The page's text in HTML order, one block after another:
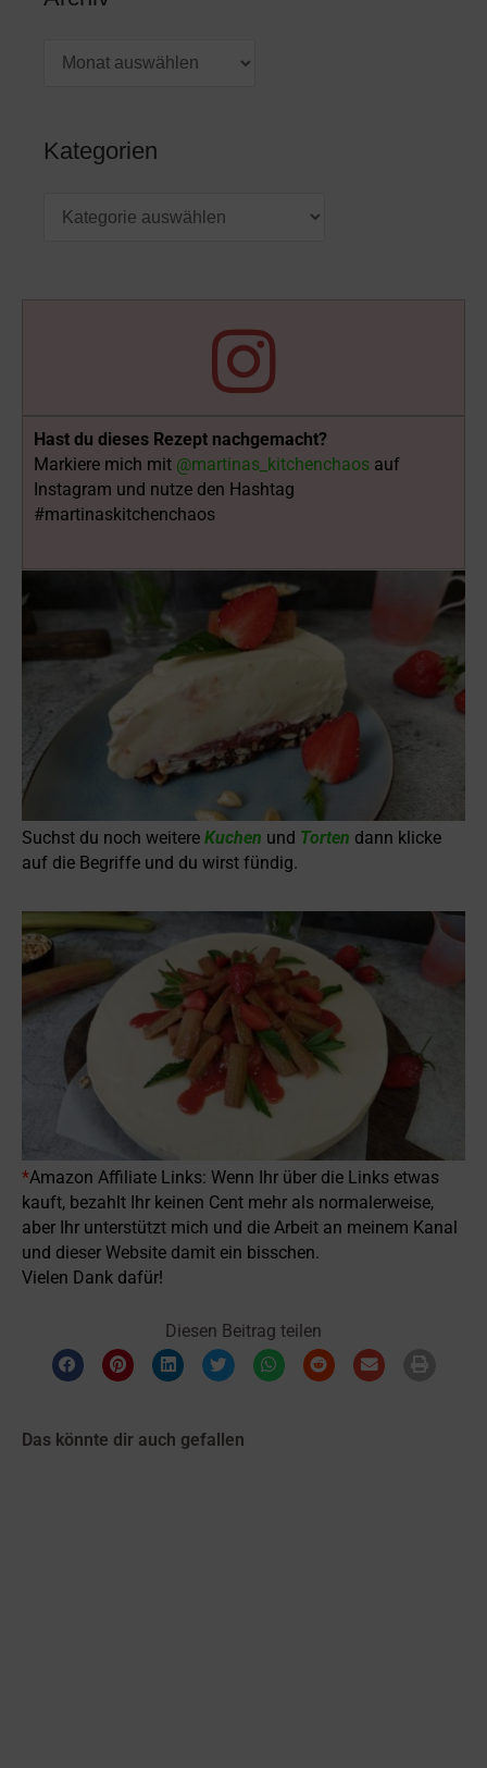
Kategorien
Hast du dieses Rezept nachgemacht?
Markiere mich mit @martinas_kitchenchaos auf
Instagram und nutze den Hashtag
#martinaskitchenchaos
Suchst du noch weitere Kuchen und Torten dann klicke
auf die Begriffe und du wirst fündig.
*Amazon Affiliate Links: Wenn Ihr über die Links etwas
kauft, bezahlt Ihr keinen Cent mehr als normalerweise,
aber Ihr unterstützt mich und die Arbeit an meinem Kanal
und dieser Website damit ein bisschen.
Vielen Dank dafür!
Diesen Beitrag teilen
Das könnte dir auch gefallen